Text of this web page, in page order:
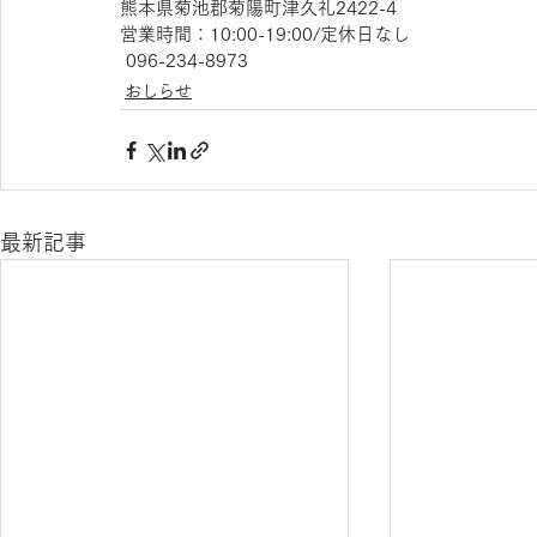
熊本県菊池郡菊陽町津久礼2422-4
営業時間：10:00-19:00/定休日なし
096-234-8973
おしらせ
最新記事